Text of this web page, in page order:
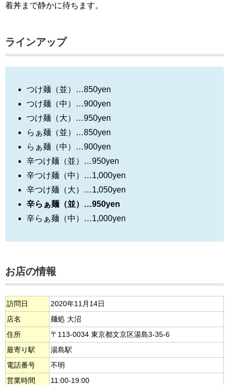
着丼まで静かに待ちます。
ラインアップ
つけ麺（並）…850yen
つけ麺（中）…900yen
つけ麺（大）…950yen
らぁ麺（並）…850yen
らぁ麺（中）…900yen
辛つけ麺（並）…950yen
辛つけ麺（中）…1,000yen
辛つけ麺（大）…1,050yen
辛らぁ麺（並）…950yen
辛らぁ麺（中）…1,000yen
お店の情報
訪問日
2020年11月14日
店名
麺処 大沼
住所
〒113-0034 東京都文京区湯島3-35-6
最寄り駅
湯島駅
電話番号
不明
営業時間
11:00-19:00